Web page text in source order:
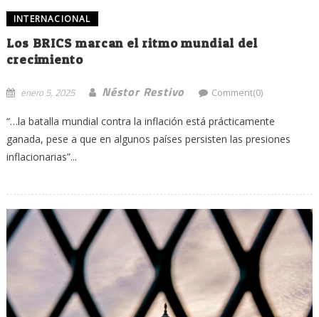
INTERNACIONAL
Los BRICS marcan el ritmo mundial del
crecimiento
enero 5, 2025 Néstor Restivo Comment(0)
“…la batalla mundial contra la inflación está prácticamente
ganada, pese a que en algunos países persisten las presiones
inflacionarias”...